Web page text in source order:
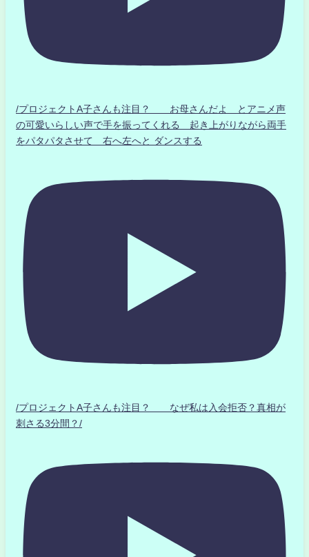
/プロジェクトA子さんも注目？ お母さんだよ とアニメ声
の可愛いらしい声で手を振ってくれる 起き上がりながら両手
をパタパタさせて 右へ左へと ダンスする
/プロジェクトA子さんも注目？ なぜ私は入会拒否？真相が
刺さる3分間？/